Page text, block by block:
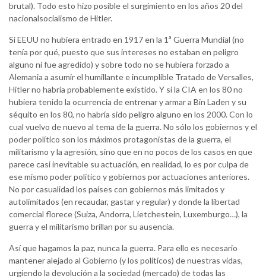
brutal). Todo esto hizo posible el surgimiento en los años 20 del
nacionalsocialismo de Hitler.
Si EEUU no hubiera entrado en 1917 en la 1ª Guerra Mundial (no
tenía por qué, puesto que sus intereses no estaban en peligro
alguno ni fue agredido) y sobre todo no se hubiera forzado a
Alemania a asumir el humillante e incumplible Tratado de Versalles,
Hitler no habría probablemente existido. Y si la CIA en los 80 no
hubiera tenido la ocurrencia de entrenar y armar a Bin Laden y su
séquito en los 80, no habría sido peligro alguno en los 2000. Con lo
cual vuelvo de nuevo al tema de la guerra. No sólo los gobiernos y el
poder político son los máximos protagonistas de la guerra, el
militarismo y la agresión, sino que en no pocos de los casos en que
parece casi inevitable su actuación, en realidad, lo es por culpa de
ese mismo poder político y gobiernos por actuaciones anteriores.
No por casualidad los países con gobiernos más limitados y
autolimitados (en recaudar, gastar y regular) y donde la libertad
comercial florece (Suiza, Andorra, Lietchestein, Luxemburgo…), la
guerra y el militarismo brillan por su ausencia.
Así que hagamos la paz, nunca la guerra. Para ello es necesario
mantener alejado al Gobierno (y los políticos) de nuestras vidas,
urgiendo la devolución a la sociedad (mercado) de todas las